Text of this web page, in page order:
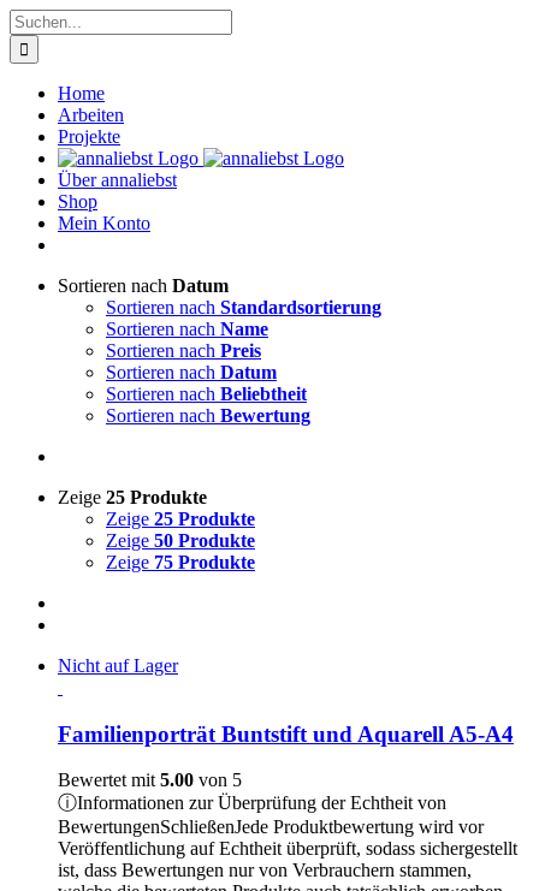
Zum
Inhalt
springen
Suche
nach:
Home
Arbeiten
Projekte
Über annaliebst
Shop
Mein Konto
Sortieren nach Datum
Sortieren nach Standardsortierung
Sortieren nach Name
Sortieren nach Preis
Sortieren nach Datum
Sortieren nach Beliebtheit
Sortieren nach Bewertung
Zeige 25 Produkte
Zeige 25 Produkte
Zeige 50 Produkte
Zeige 75 Produkte
Nicht auf Lager
Familienporträt Buntstift und Aquarell A5-A4
Bewertet mit5.00 von 5
ⓘInformationen zur Überprüfung der Echtheit von
BewertungenSchließenJede Produktbewertung wird vor
Veröffentlichung auf Echtheit überprüft, sodass sichergestellt
ist, dass Bewertungen nur von Verbrauchern stammen,